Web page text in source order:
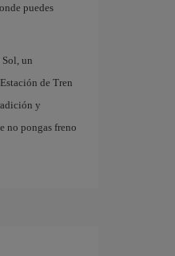
puedes
Sol, un
de Tren
y
no pongas freno